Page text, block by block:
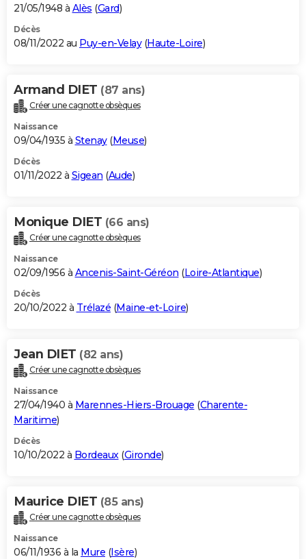
21/05/1948 à Alès (Gard)
Décès
08/11/2022 au Puy-en-Velay(Haute-Loire)
Armand DIET (87 ans)
Créer une cagnotte obsèques
Naissance
09/04/1935 à Stenay(Meuse)
Décès
01/11/2022 à Sigean (Aude)
Monique DIET (66 ans)
Créer une cagnotte obsèques
Naissance
02/09/1956 à Ancenis-Saint-Géréon (Loire-Atlantique)
Décès
20/10/2022 à Trélazé (Maine-et-Loire)
Jean DIET (82 ans)
Créer une cagnotte obsèques
Naissance
27/04/1940 à Marennes-Hiers-Brouage (Charente-
Maritime)
Décès
10/10/2022 à Bordeaux(Gironde)
Maurice DIET (85 ans)
Créer une cagnotte obsèques
Naissance
06/11/1936 à la Mure (Isère)